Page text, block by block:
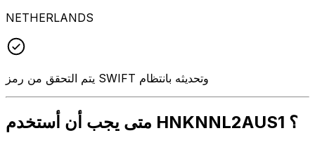
NETHERLANDS
يتم التحقق من رمز SWIFT وتحديثه بانتظام
متى يجب أن أستخدم HNKNNL2AUS1 ؟